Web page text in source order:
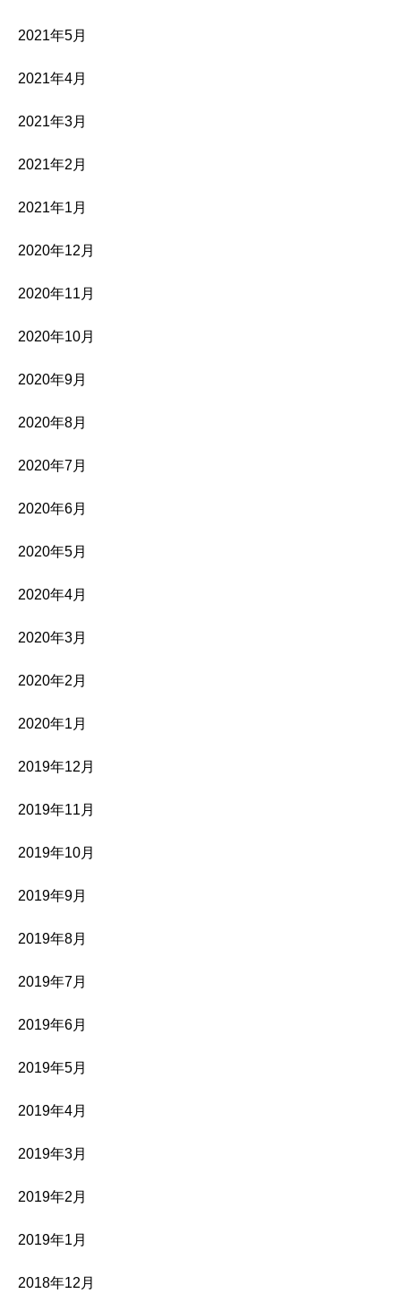
2021年5月
2021年4月
2021年3月
2021年2月
2021年1月
2020年12月
2020年11月
2020年10月
2020年9月
2020年8月
2020年7月
2020年6月
2020年5月
2020年4月
2020年3月
2020年2月
2020年1月
2019年12月
2019年11月
2019年10月
2019年9月
2019年8月
2019年7月
2019年6月
2019年5月
2019年4月
2019年3月
2019年2月
2019年1月
2018年12月